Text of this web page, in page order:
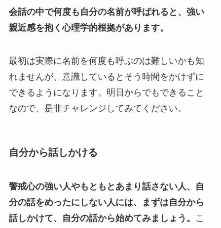
会話の中で何度も自分の名前が呼ばれると、強い
親近感を抱く心理学的根拠があります。
最初は実際に名前を何度も呼ぶのは難しいかも知
れませんが、意識しているとそう時間をかけずに
できるようになります。明日からでもできること
なので、是非チャレンジしてみてください。
自分から話しかける
警戒心の強い人やもともとあまり話さない人、自
分の話をめったにしない人には、まずは自分から
話しかけて、自分の話から始めてみましょう。
こ